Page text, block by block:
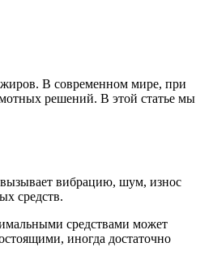
В современном мире, при
решений. В этой статье мы
вызывает вибрацию, шум, износ
средств.
средствами может
иногда достаточно